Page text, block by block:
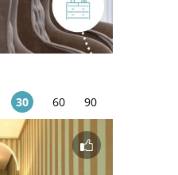
30 60 90